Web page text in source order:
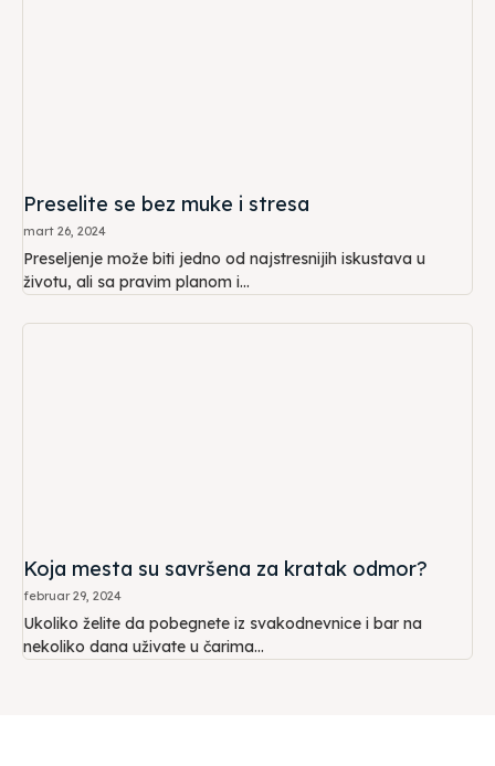
Preselite se bez muke i stresa
mart 26, 2024
Preseljenje može biti jedno od najstresnijih iskustava u
životu, ali sa pravim planom i...
Koja mesta su savršena za kratak odmor?
februar 29, 2024
Ukoliko želite da pobegnete iz svakodnevnice i bar na
nekoliko dana uživate u čarima...